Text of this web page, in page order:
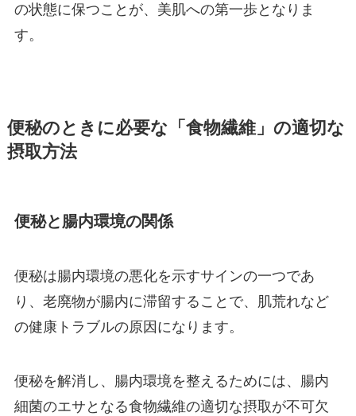
の状態に保つことが、美肌への第一歩となりま
す。
便秘のときに必要な「食物繊維」の適切な
摂取方法
便秘と腸内環境の関係
便秘は腸内環境の悪化を示すサインの一つであ
り、老廃物が腸内に滞留することで、肌荒れなど
の健康トラブルの原因になります。
便秘を解消し、腸内環境を整えるためには、腸内
細菌のエサとなる食物繊維の適切な摂取が不可欠